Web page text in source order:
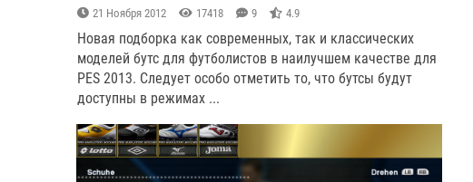
21 Ноября 2012 17418 9 4.9
Новая подборка как современных, так и классических
моделей бутс для футболистов в наилучшем качестве для
PES 2013. Следует особо отметить то, что бутсы будут
доступны в режимах ...